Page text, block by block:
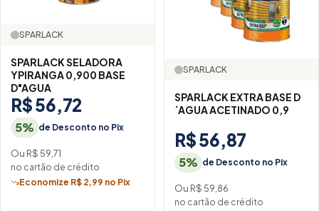
SPARLACK
SPARLACK SELADORA
YPIRANGA 0,900 BASE
D"AGUA
R$ 56,72
5% de Desconto no Pix
Ou R$ 59,71
no cartão de crédito
Economize R$ 2,99 no Pix
SPARLACK
SPARLACK EXTRA BASE D
´AGUA ACETINADO 0,9
R$ 56,87
5% de Desconto no Pix
Ou R$ 59,86
no cartão de crédito